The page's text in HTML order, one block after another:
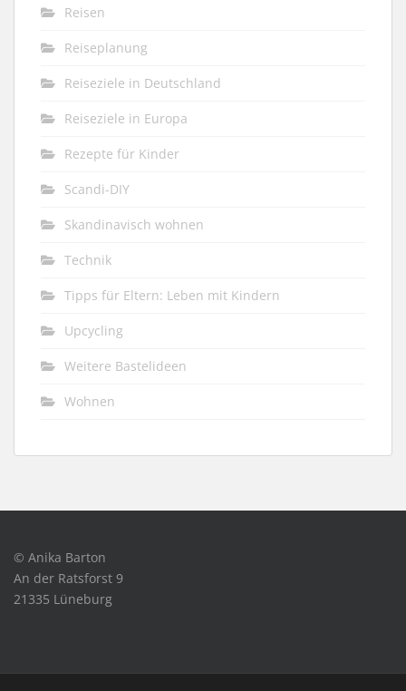
Reisen
Reiseplanung
Reiseziele in Deutschland
Reiseziele in Europa
Rezepte für Kinder
Scandi-DIY
Skandinavisch wohnen
Technik
Tipps für Eltern: Leben mit Kindern
Upcycling
Weitere Bastelideen
Wohnen
© Anika Barton
An der Ratsforst 9
21335 Lüneburg